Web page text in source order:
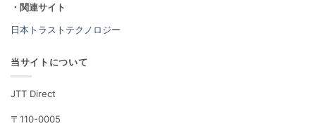
・関連サイト
日本トラストテクノロジー
当サイトについて
JTT Direct
〒110-0005